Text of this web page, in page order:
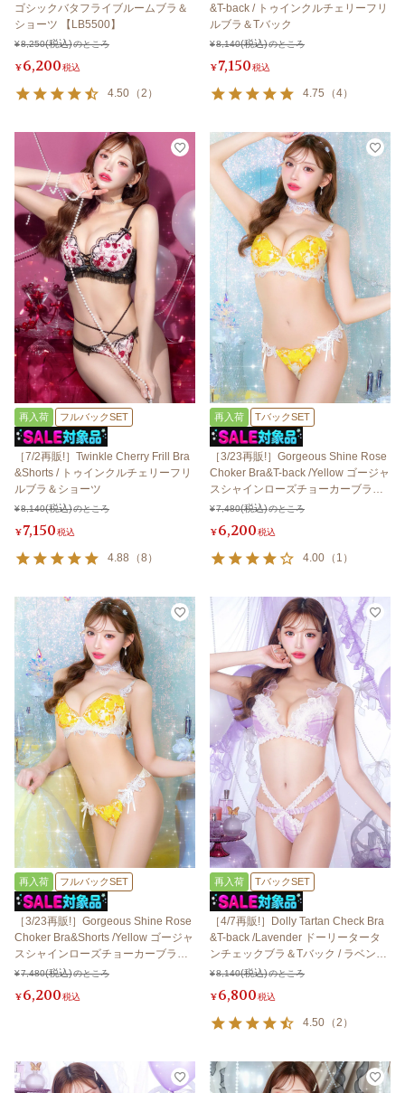
ゴシックバタフライブルームブラ＆
ショーツ 【LB5500】
¥8,250 のところ
¥6,200税込
4.50 （2 ）
&T-back / トゥインクルチェリーフリ
ルブラ＆Tバック
¥8,140 のところ
¥7,150税込
4.75 （4）
再入荷 フルバックSET
［7/2再販!］Twinkle Cherry Frill Bra
&Shorts / トゥインクルチェリーフリ
ルブラ＆ショーツ
¥8,140 のところ
¥7,150税込
4.88 （8 ）
再入荷 TバックSET
［3/23再販!］Gorgeous Shine Rose
Choker Bra&T-back /Yellow ゴージャ
スシャインローズチョーカーブラ＆T
バック / イエロー
¥7,480 のところ
¥6,200税込
4.00 （ 1 ）
再入荷 フルバックSET
［3/23再販!］Gorgeous Shine Rose
Choker Bra&Shorts /Yellow ゴージャ
スシャインローズチョーカーブラ＆
ショーツ / イエロー
¥7,480 のところ
¥6,200税込
再入荷 TバックSET
［4/7再販!］Dolly Tartan Check Bra
&T-back /Lavender ドーリータータ
ンチェックブラ＆Tバック / ラベンダ
ー
¥8,140 のところ
¥6,800税込
4.50 （2 ）